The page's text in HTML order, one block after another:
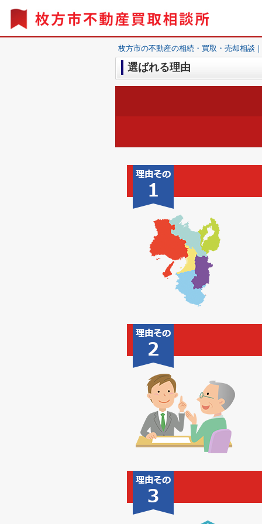
枚方市の不動産の相続・買取・売却相談
選ばれる理由